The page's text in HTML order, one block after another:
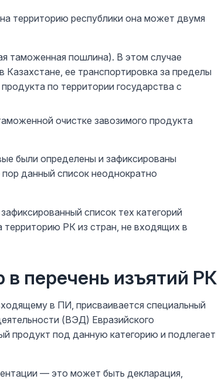
территорию республики она может двумя
таможенная пошлина). В этом случае
ее транспортировка за пределы
по территории государства с
очистке завозимого продукта
были определены и зафиксированы
данный список неоднократно
список тех категорий
РК из стран, не входящих в
в перечень изъятий РК
в ПИ, присваивается специальный
(ВЭД) Евразийского
продукт под данную категорию и подлегает
— это может быть декларация,